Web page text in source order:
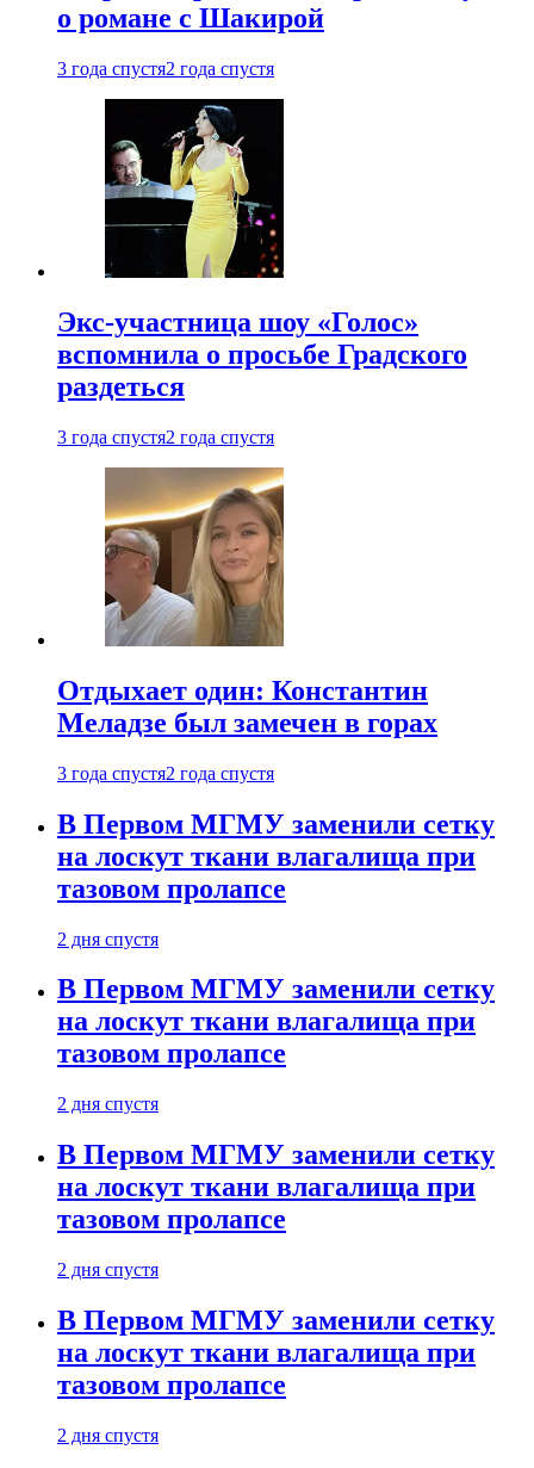
о романе с Шакирой
3 года спустя2 года спустя
Экс-участница шоу «Голос»
вспомнила о просьбе Градского
раздеться
3 года спустя2 года спустя
Отдыхает один: Константин
Меладзе был замечен в горах
3 года спустя2 года спустя
В Первом МГМУ заменили сетку
на лоскут ткани влагалища при
тазовом пролапсе
2 дня спустя
В Первом МГМУ заменили сетку
на лоскут ткани влагалища при
тазовом пролапсе
2 дня спустя
В Первом МГМУ заменили сетку
на лоскут ткани влагалища при
тазовом пролапсе
2 дня спустя
В Первом МГМУ заменили сетку
на лоскут ткани влагалища при
тазовом пролапсе
2 дня спустя